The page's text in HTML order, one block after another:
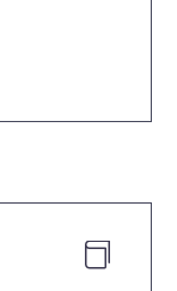

